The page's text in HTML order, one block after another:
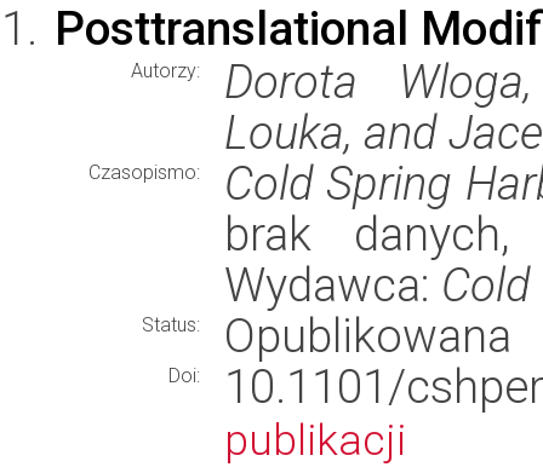
Posttranslational
Autorzy:
Dorota
Louka, and
Czasopismo:
Cold Spring
brak
Wydawca:
Status: Opublikowana
Doi: 10.1101/
publikacji